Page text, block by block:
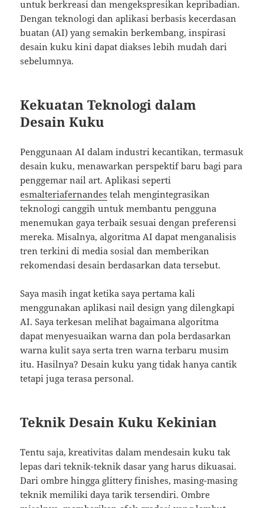
untuk berkreasi dan mengekspresikan kepribadian.
Dengan teknologi dan aplikasi berbasis kecerdasan
buatan (AI) yang semakin berkembang, inspirasi
desain kuku kini dapat diakses lebih mudah dari
sebelumnya.
Kekuatan Teknologi dalam
Desain Kuku
Penggunaan AI dalam industri kecantikan, termasuk
desain kuku, menawarkan perspektif baru bagi para
penggemar nail art. Aplikasi seperti
esmalteriafernandes telah mengintegrasikan
teknologi canggih untuk membantu pengguna
menemukan gaya terbaik sesuai dengan preferensi
mereka. Misalnya, algoritma AI dapat menganalisis
tren terkini di media sosial dan memberikan
rekomendasi desain berdasarkan data tersebut.
Saya masih ingat ketika saya pertama kali
menggunakan aplikasi nail design yang dilengkapi
AI. Saya terkesan melihat bagaimana algoritma
dapat menyesuaikan warna dan pola berdasarkan
warna kulit saya serta tren warna terbaru musim
itu. Hasilnya? Desain kuku yang tidak hanya cantik
tetapi juga terasa personal.
Teknik Desain Kuku Kekinian
Tentu saja, kreativitas dalam mendesain kuku tak
lepas dari teknik-teknik dasar yang harus dikuasai.
Dari ombre hingga glittery finishes, masing-masing
teknik memiliki daya tarik tersendiri. Ombre